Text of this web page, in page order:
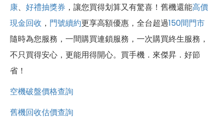
康、 好禮抽獎券 ，讓您買得划算又有驚喜！舊機還能高價
現金回收 ， 門號續約更享高額優惠，全台超過150間門市
隨時為您服務，一間購買連鎖服務，一次購買終生服務，
不只買得安心，更能用得開心。買手機．來傑昇．好節
省！
空機破盤價格查詢
舊機回收估價查詢